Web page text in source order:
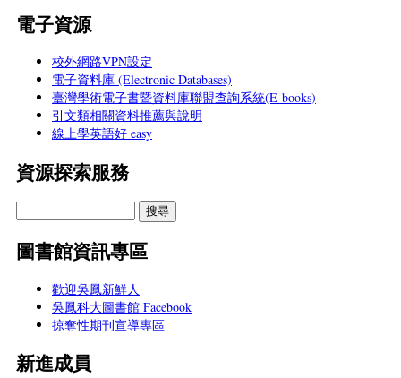
電子資源
校外網路VPN設定
電子資料庫 (Electronic Databases)
臺灣學術電子書暨資料庫聯盟查詢系統(E-books)
引文類相關資料推薦與說明
線上學英語好 easy
資源探索服務
圖書館資訊專區
歡迎吳鳳新鮮人
吳鳳科大圖書館 Facebook
掠奪性期刊宣導專區
新進成員